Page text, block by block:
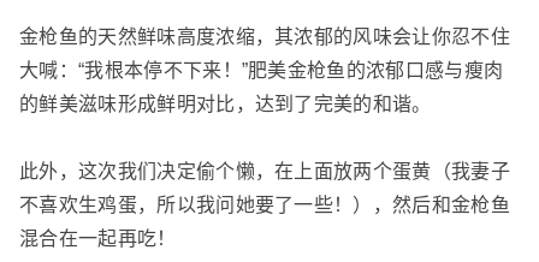
金枪鱼的天然鲜味高度浓缩，其浓郁的风味会让你忍不住
大喊：“我根本停不下来！”肥美金枪鱼的浓郁口感与瘦肉
的鲜美滋味形成鲜明对比，达到了完美的和谐。
此外，这次我们决定偷个懒，在上面放两个蛋黄（我妻子
不喜欢生鸡蛋，所以我问她要了一些！），然后和金枪鱼
混合在一起再吃！